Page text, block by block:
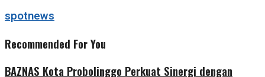
spotnews
Recommended For You
BAZNAS Kota Probolinggo Perkuat Sinergi dengan